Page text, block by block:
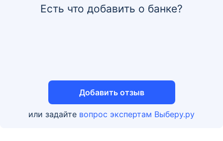
Отделение
Отделение
Кредитно-кассовый офис «Белогорский»
Амурская область, Белогорск, улица Кирова, 119
Есть что добавить о банке?
Добавить отзыв
или задайте вопрос экспертам Выберу.ру